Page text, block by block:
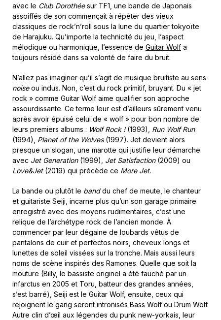
avec le Club Dorothéesur TF1, une bande de Japonais
assoiffés de son commençait à répéter des vieux
classiques de rock’n’roll sous la lune du quartier tokyoïte
de Harajuku. Qu’importe la technicité du jeu, l’aspect
mélodique ou harmonique, l’essence de Guitar Wolf a
toujours résidé dans sa volonté de faire du bruit.
N’allez pas imaginer qu’il s’agit de musique bruitiste au sens
noiseou indus. Non, c’est du rock primitif, bruyant. Du « jet
rock » comme Guitar Wolf aime qualifier son approche
assourdissante. Ce terme leur est d’ailleurs sûrement venu
après avoir épuisé celui de « wolf » pour bon nombre de
leurs premiers albums : Wolf Rock !(1993),
Run Wolf Run
(1994),
Planet of the Wolves(1997). Jet devient alors
presque un slogan, une marotte qui justifie leur démarche
avec Jet Generation(1999), Jet Satisfaction(2009) ou
Love&Jet(2019) qui précède ce More Jet.
La bande ou plutôt le banddu chef de meute, le chanteur
et guitariste Seiji, incarne plus qu’un son garage primaire
enregistré avec des moyens rudimentaires, c’est une
relique de l’archétype rock de l’ancien monde. À
commencer par leur dégaine de loubards vêtus de
pantalons de cuir et perfectos noirs, cheveux longs et
lunettes de soleil vissées sur la tronche. Mais aussi leurs
noms de scène inspirés des Ramones. Quelle que soit la
mouture (Billy, le bassiste originel a été fauché par un
infarctus en 2005 et Toru, batteur des grandes années,
s’est barré), Seiji est le Guitar Wolf, ensuite, ceux qui
rejoignent le gang seront intronisés Bass Wolf ou Drum Wolf.
Autre clin d’œil aux légendes du punk new-yorkais, leur